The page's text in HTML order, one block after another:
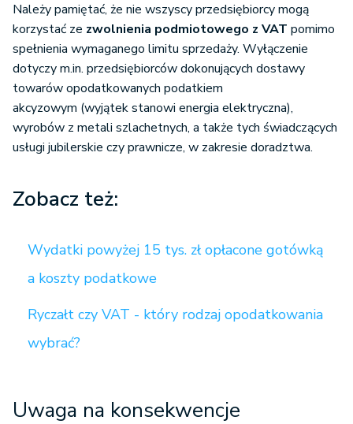
Należy pamiętać, że nie wszyscy przedsiębiorcy mogą
korzystać ze zwolnienia podmiotowego z VAT pomimo
spełnienia wymaganego limitu sprzedaży. Wyłączenie
dotyczy m.in. przedsiębiorców dokonujących dostawy
towarów opodatkowanych podatkiem
akcyzowym (wyjątek stanowi energia elektryczna),
wyrobów z metali szlachetnych, a także tych świadczących
usługi jubilerskie czy prawnicze, w zakresie doradztwa.
Zobacz też:
Wydatki powyżej 15 tys. zł opłacone gotówką
a koszty podatkowe
Ryczałt czy VAT - który rodzaj opodatkowania
wybrać?
Uwaga na konsekwencje